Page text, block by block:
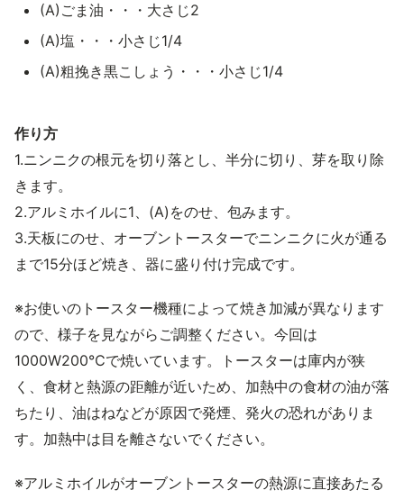
(A)ごま油・・・大さじ2
(A)塩・・・小さじ1/4
(A)粗挽き黒こしょう・・・小さじ1/4
作り方
1.ニンニクの根元を切り落とし、半分に切り、芽を取り除
きます。
2.アルミホイルに1、(A)をのせ、包みます。
3.天板にのせ、オーブントースターでニンニクに火が通る
まで15分ほど焼き、器に盛り付け完成です。
※お使いのトースター機種によって焼き加減が異なります
ので、様子を見ながらご調整ください。今回は
1000W200℃で焼いています。トースターは庫内が狭
く、食材と熱源の距離が近いため、加熱中の食材の油が落
ちたり、油はねなどが原因で発煙、発火の恐れがありま
す。加熱中は目を離さないでください。
※アルミホイルがオーブントースターの熱源に直接あたる